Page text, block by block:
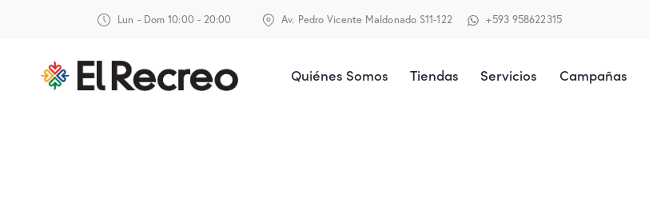
Lun - Dom 10:00 - 20:00 Av. Pedro Vicente Maldonado S11-122 +593 958622315
Quiénes Somos Tiendas Servicios Campañas